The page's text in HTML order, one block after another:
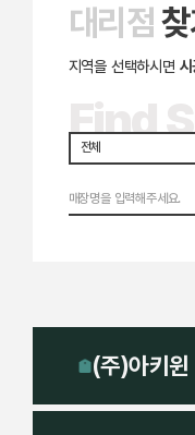
대리점찾
지역을 선택하시면
Find
(주)아키윈